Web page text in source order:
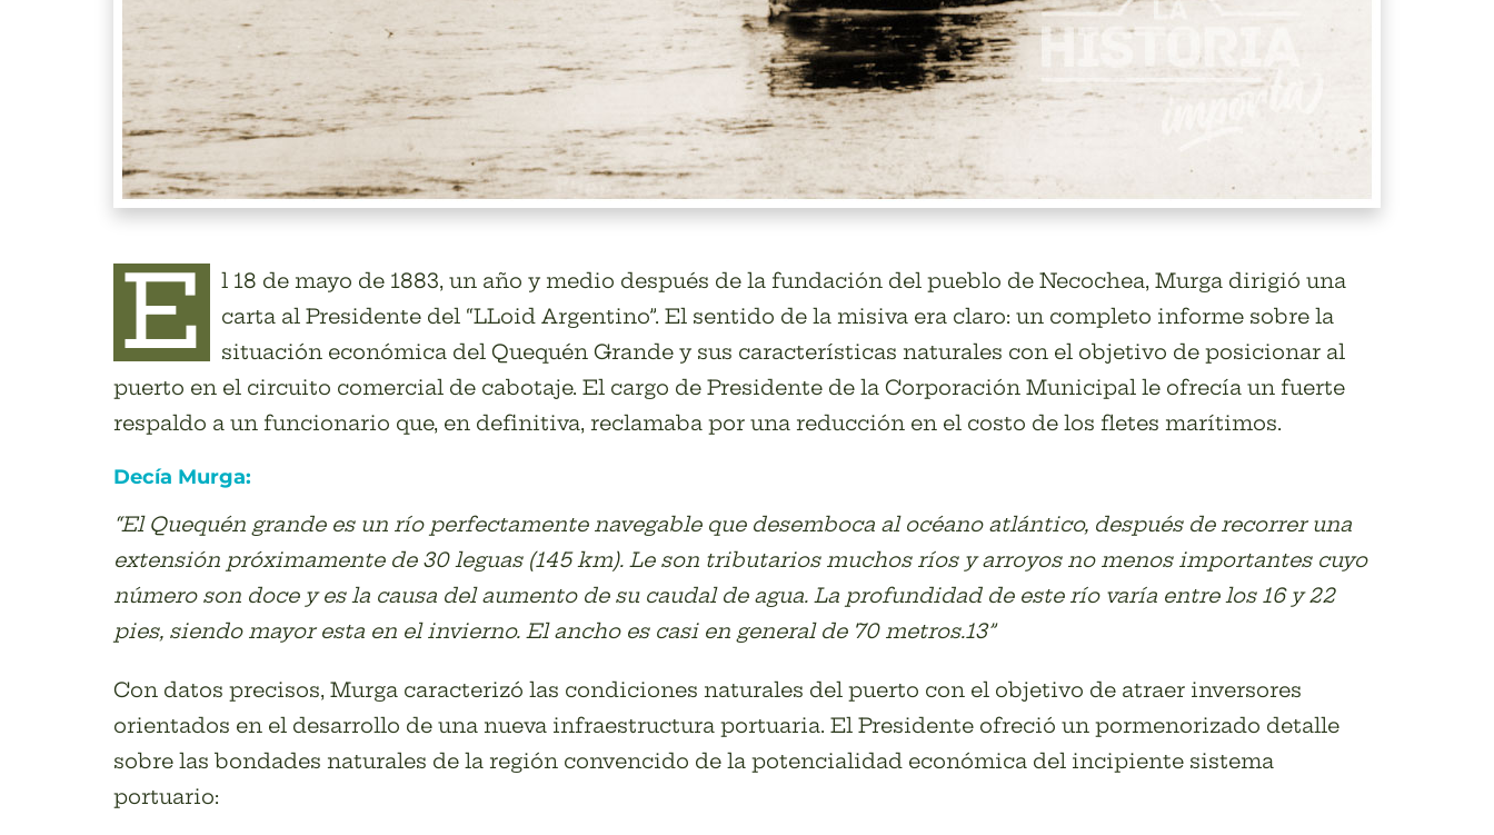
E
l 18 de mayo de 1883, un año y medio después de la fundación del pueblo de Necochea, Murga dirigió una
carta al Presidente del “LLoid Argentino”. El sentido de la misiva era claro: un completo informe sobre la
situación económica del Quequén Grande y sus características naturales con el objetivo de posicionar al
puerto en el circuito comercial de cabotaje. El cargo de Presidente de la Corporación Municipal le ofrecía un fuerte
respaldo a un funcionario que, en definitiva, reclamaba por una reducción en el costo de los fletes marítimos.
Decía Murga:
“El Quequén grande es un río perfectamente navegable que desemboca al océano atlántico, después de recorrer una
extensión próximamente de 30 leguas (145 km). Le son tributarios muchos ríos y arroyos no menos importantes cuyo
número son doce y es la causa del aumento de su caudal de agua. La profundidad de este río varía entre los 16 y 22
pies, siendo mayor esta en el invierno. El ancho es casi en general de 70 metros.13”
Con datos precisos, Murga caracterizó las condiciones naturales del puerto con el objetivo de atraer inversores
orientados en el desarrollo de una nueva infraestructura portuaria. El Presidente ofreció un pormenorizado detalle
sobre las bondades naturales de la región convencido de la potencialidad económica del incipiente sistema
portuario: